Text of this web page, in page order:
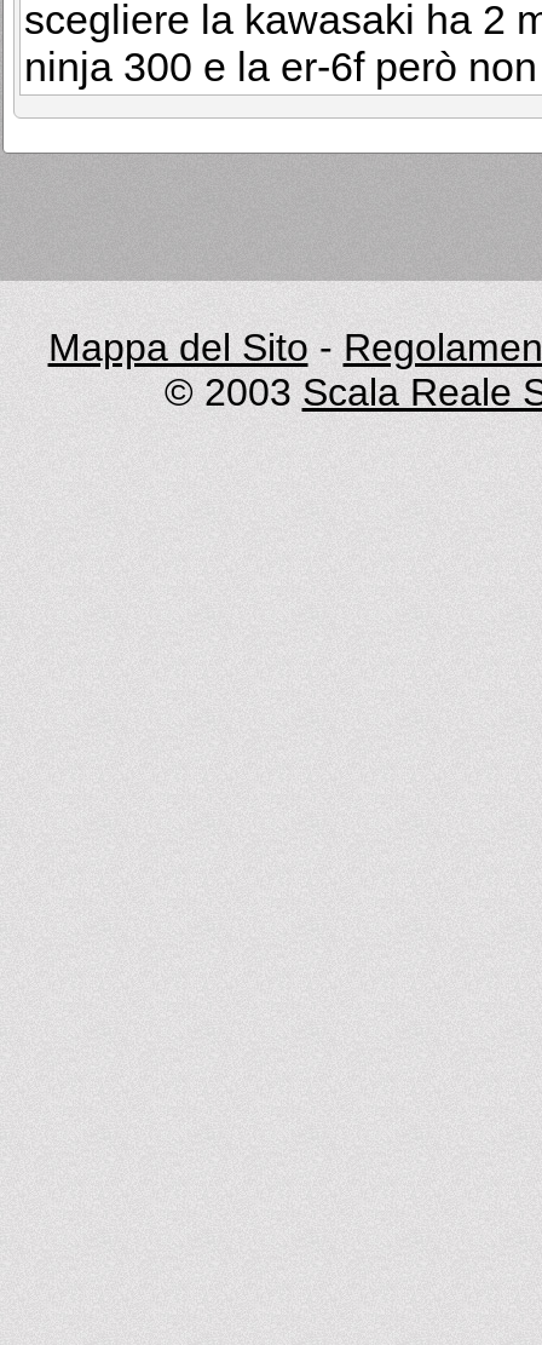
scegliere la kawasaki ha 2
ninja 300 e la er-6f però
Mappa del Sito -
© 2003 Scala Reale